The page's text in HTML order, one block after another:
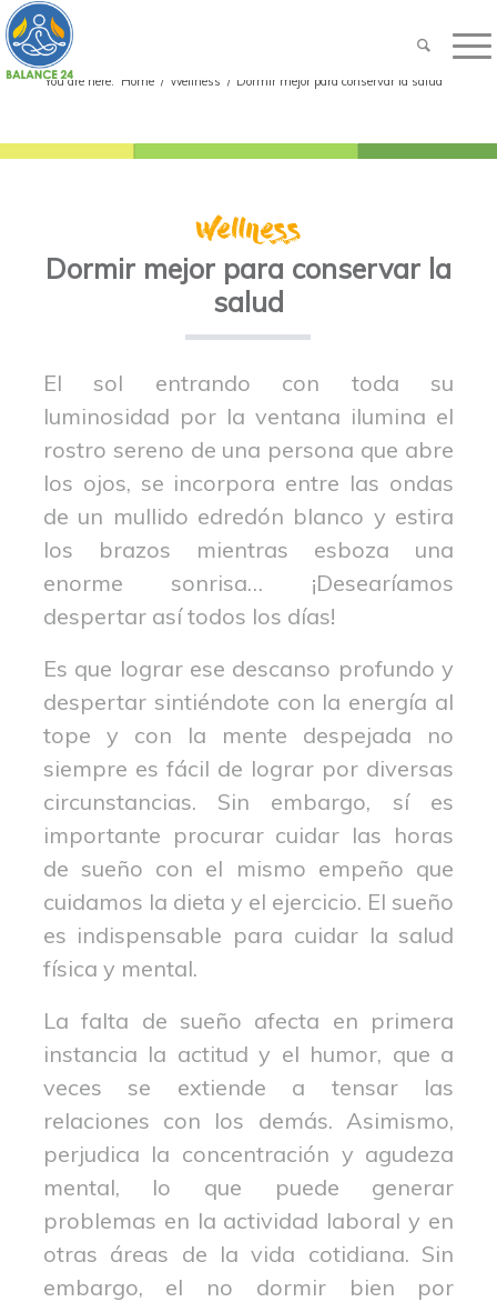
You are here: Home / Wellness / Dormir mejor para conservar la salud
Dormir mejor para conservar la
salud
El sol entrando con toda su
luminosidad por la ventana ilumina el
rostro sereno de una persona que abre
los ojos, se incorpora entre las ondas
de un mullido edredón blanco y estira
los brazos mientras esboza una
enorme sonrisa… ¡Desearíamos
despertar así todos los días!
Es que lograr ese descanso profundo y
despertar sintiéndote con la energía al
tope y con la mente despejada no
siempre es fácil de lograr por diversas
circunstancias. Sin embargo, sí es
importante procurar cuidar las horas
de sueño con el mismo empeño que
cuidamos la dieta y el ejercicio. El sueño
es indispensable para cuidar la salud
física y mental.
La falta de sueño afecta en primera
instancia la actitud y el humor, que a
veces se extiende a tensar las
relaciones con los demás. Asimismo,
perjudica la concentración y agudeza
mental, lo que puede generar
problemas en la actividad laboral y en
otras áreas de la vida cotidiana. Sin
embargo, el no dormir bien por